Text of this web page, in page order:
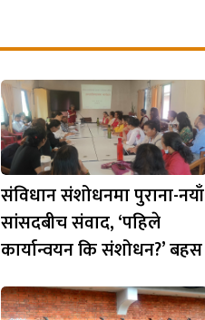
संविधान संशोधनमा पुराना-नयाँ
सांसदबीच संवाद, ‘पहिले
कार्यान्वयन कि संशोधन?’ बहस